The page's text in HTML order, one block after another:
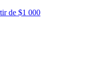
de $1 000